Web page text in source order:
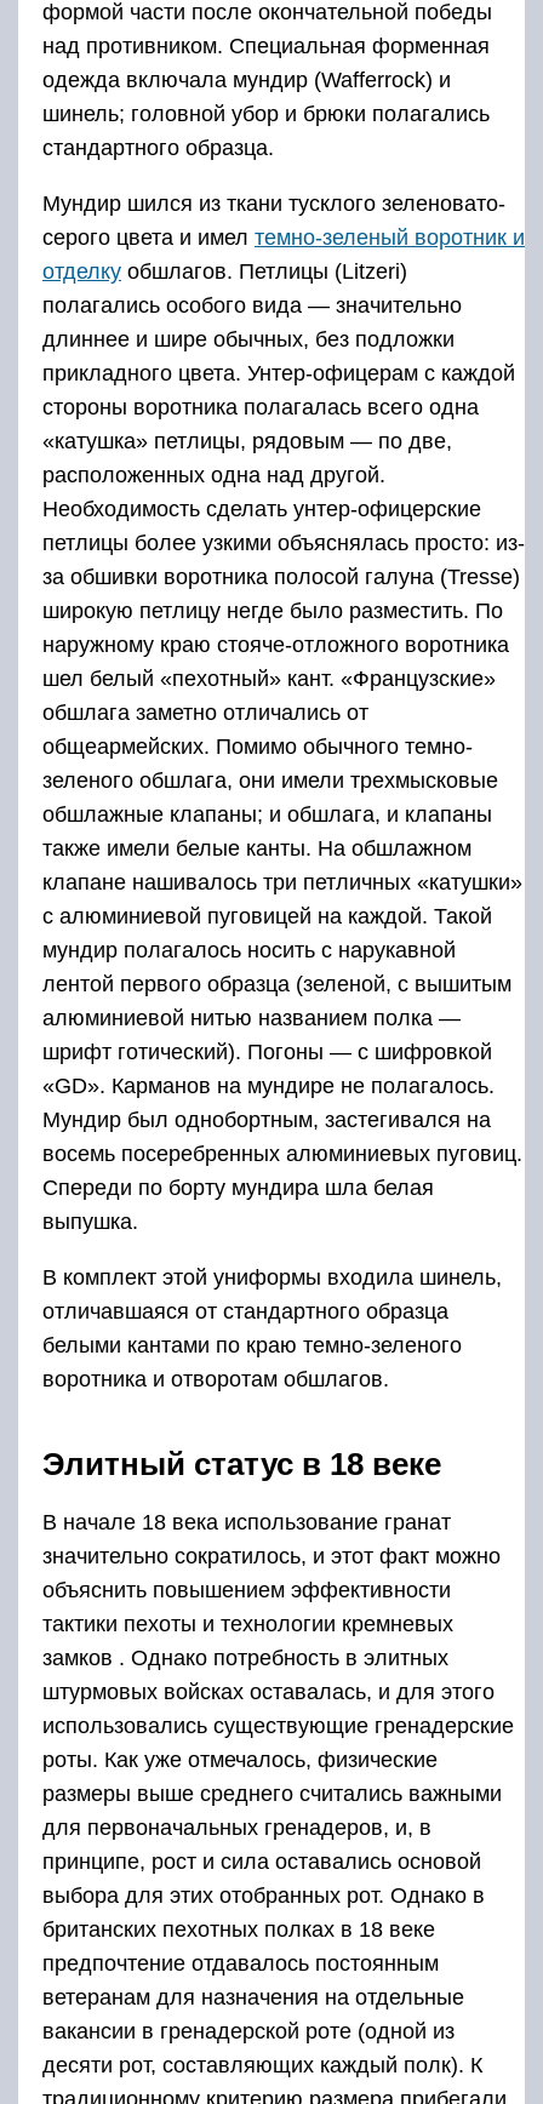
формой части после окончательной победы
над противником. Специальная форменная
одежда включала мундир (Wafferrock) и
шинель; головной убор и брюки полагались
стандартного образца.
Мундир шился из ткани тусклого зеленовато-
серого цвета и имел темно-зеленый воротник и
отделку обшлагов. Петлицы (Litzeri)
полагались особого вида — значительно
длиннее и шире обычных, без подложки
прикладного цвета. Унтер-офицерам с каждой
стороны воротника полагалась всего одна
«катушка» петлицы, рядовым — по две,
расположенных одна над другой.
Необходимость сделать унтер-офицерские
петлицы более узкими объяснялась просто: из-
за обшивки воротника полосой галуна (Tresse)
широкую петлицу негде было разместить. По
наружному краю стояче-отложного воротника
шел белый «пехотный» кант. «Французские»
обшлага заметно отличались от
общеармейских. Помимо обычного темно-
зеленого обшлага, они имели трехмысковые
обшлажные клапаны; и обшлага, и клапаны
также имели белые канты. На обшлажном
клапане нашивалось три петличных «катушки»
с алюминиевой пуговицей на каждой. Такой
мундир полагалось носить с нарукавной
лентой первого образца (зеленой, с вышитым
алюминиевой нитью названием полка —
шрифт готический). Погоны — с шифровкой
«GD». Карманов на мундире не полагалось.
Мундир был однобортным, застегивался на
восемь посеребренных алюминиевых пуговиц.
Спереди по борту мундира шла белая
выпушка.
В комплект этой униформы входила шинель,
отличавшаяся от стандартного образца
белыми кантами по краю темно-зеленого
воротника и отворотам обшлагов.
Элитный статус в 18 веке
В начале 18 века использование гранат
значительно сократилось, и этот факт можно
объяснить повышением эффективности
тактики пехоты и технологии кремневых
замков . Однако потребность в элитных
штурмовых войсках оставалась, и для этого
использовались существующие гренадерские
роты. Как уже отмечалось, физические
размеры выше среднего считались важными
для первоначальных гренадеров, и, в
принципе, рост и сила оставались основой
выбора для этих отобранных рот. Однако в
британских пехотных полках в 18 веке
предпочтение отдавалось постоянным
ветеранам для назначения на отдельные
вакансии в гренадерской роте (одной из
десяти рот, составляющих каждый полк). К
традиционному критерию размера прибегали